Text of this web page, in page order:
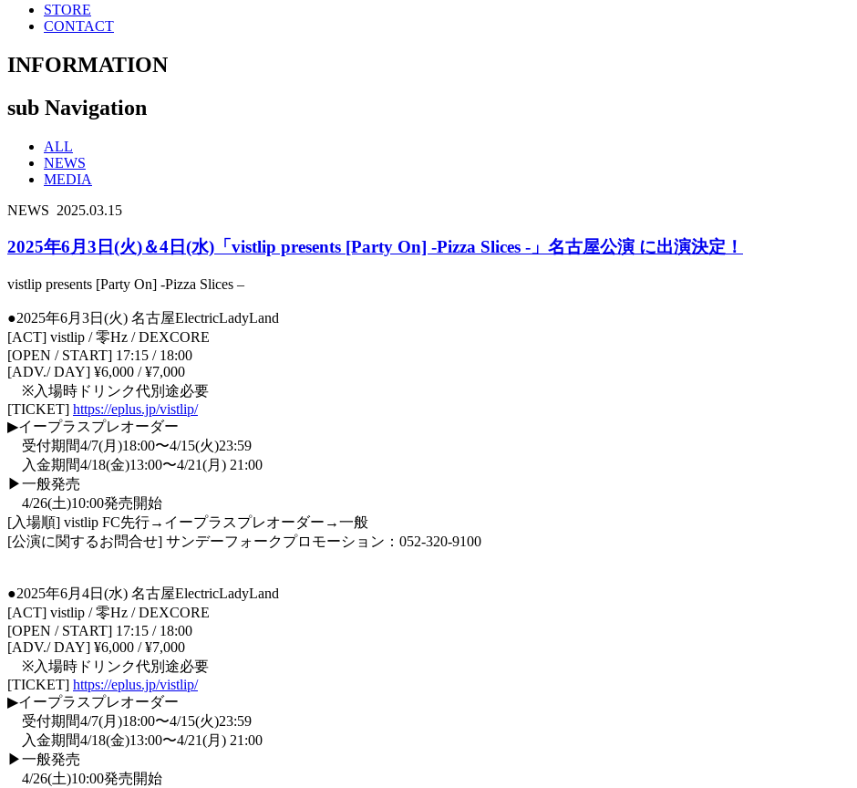
STORE
CONTACT
INFORMATION
sub Navigation
ALL
NEWS
MEDIA
NEWS 2025.03.15
2025年6月3日(火)＆4日(水)「vistlip presents [Party On] -Pizza Slices -」名古屋公演 に出演決定！
vistlip presents [Party On] -Pizza Slices –
●2025年6月3日(火) 名古屋ElectricLadyLand
[ACT] vistlip / 零Hz / DEXCORE
[OPEN / START] 17:15 / 18:00
[ADV./ DAY] ¥6,000 / ¥7,000
※入場時ドリンク代別途必要
[TICKET] https://eplus.jp/vistlip/
▶イープラスプレオーダー
受付期間4/7(月)18:00〜4/15(火)23:59
入金期間4/18(金)13:00〜4/21(月) 21:00
▶一般発売
4/26(土)10:00発売開始
[入場順] vistlip FC先行→イープラスプレオーダー→一般
[公演に関するお問合せ] サンデーフォークプロモーション：052-320-9100
●2025年6月4日(水) 名古屋ElectricLadyLand
[ACT] vistlip / 零Hz / DEXCORE
[OPEN / START] 17:15 / 18:00
[ADV./ DAY] ¥6,000 / ¥7,000
※入場時ドリンク代別途必要
[TICKET] https://eplus.jp/vistlip/
▶イープラスプレオーダー
受付期間4/7(月)18:00〜4/15(火)23:59
入金期間4/18(金)13:00〜4/21(月) 21:00
▶一般発売
4/26(土)10:00発売開始